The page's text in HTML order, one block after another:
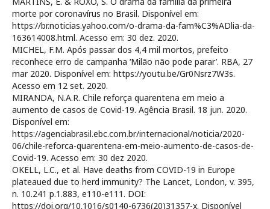
morte por coronavírus no Brasil. Disponível em:
https://br.noticias.yahoo.com/o-drama-da-fam%C3%ADlia-da-
163614008.html. Acesso em: 30 dez. 2020.
MICHEL, F.M. Após passar dos 4,4 mil mortos, prefeito
reconhece erro de campanha ‘Milão não pode parar’. RBA, 27
mar 2020. Disponível em: https://youtu.be/Gr0Nsrz7W3s.
Acesso em 12 set. 2020.
MIRANDA, N.A.R. Chile reforça quarentena em meio a
aumento de casos de Covid-19. Agência Brasil. 18 jun. 2020.
Disponível em:
https://agenciabrasil.ebc.com.br/internacional/noticia/2020-
06/chile-reforca-quarentena-em-meio-aumento-de-casos-de-
Covid-19. Acesso em: 30 dez 2020.
OKELL, L.C., et al. Have deaths from COVID-19 in Europe
plateaued due to herd immunity? The Lancet, London, v. 395,
n. 10.241 p.1.883, e110-e111. DOI:
https://doi.org/10.1016/s0140-6736(20)31357-x. Disponível